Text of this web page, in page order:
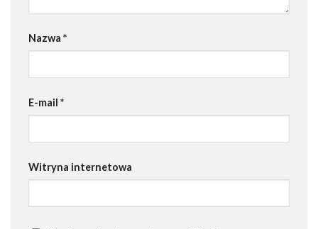
Nazwa *
E-mail *
Witryna internetowa